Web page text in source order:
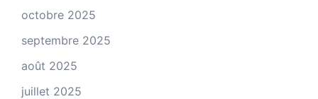
octobre 2025
septembre 2025
août 2025
juillet 2025